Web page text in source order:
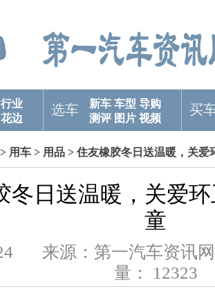
行业
花边
选车 新车 车型 导购
测评 图片 视频
买
> 用车 > 用品 > 住友橡胶冬日送温暖，关爱
冬日送温暖，关爱
童
24 来源：第一汽车资
量： 12323